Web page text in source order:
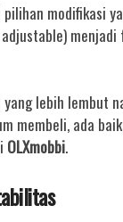
modifikasi
lebih lembut
membeli, ada
OLXmobbi.